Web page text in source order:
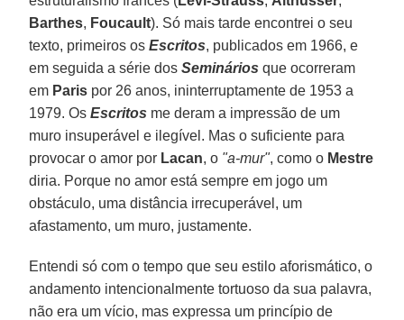
Barthes, Foucault). Só mais tarde encontrei o seu
texto, primeiros osEscritos, publicados em 1966, e
em seguida a série dosSeminários que ocorreram
em Paris por 26 anos, ininterruptamente de 1953 a
1979. OsEscritos me deram a impressão de um
muro insuperável e ilegível. Mas o suficiente para
provocar o amor por Lacan, o "a-mur", como o Mestre
diria. Porque no amor está sempre em jogo um
obstáculo, uma distância irrecuperável, um
afastamento, um muro, justamente.
Entendi só com o tempo que seu estilo aforismático, o
andamento intencionalmente tortuoso da sua palavra,
não era um vício, mas expressa um princípio de